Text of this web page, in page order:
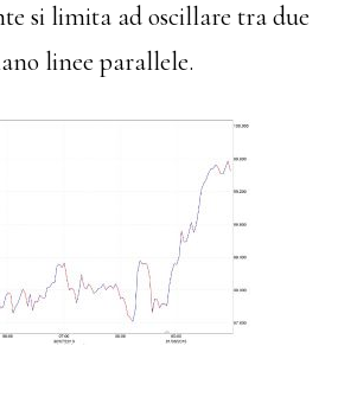
si limita ad oscillare tra due
linee parallele.